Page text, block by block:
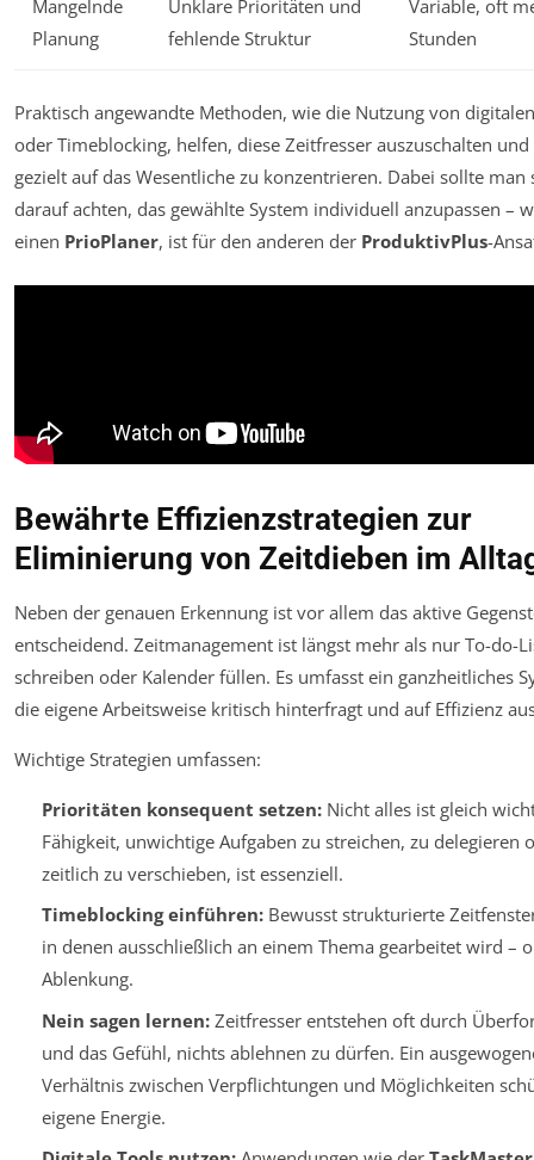
Mangelnde
Planung
Unklare Prioritäten und
fehlende Struktur
Variable, oft
Stunden
Praktisch angewandte Methoden, wie die Nutzung von
oder Timeblocking, helfen, diese Zeitfresser auszuschalten und
gezielt auf das Wesentliche zu konzentrieren. Dabei sollte man
darauf achten, das gewählte System individuell anzupassen –
einen PrioPlaner, ist für den anderen der ProduktivPlus-
Bewährte Effizienzstrategien zur
Eliminierung von Zeitdieben im
Neben der genauen Erkennung ist vor allem das aktive
entscheidend. Zeitmanagement ist längst mehr als nur To-do-
schreiben oder Kalender füllen. Es umfasst ein ganzheitliches
die eigene Arbeitsweise kritisch hinterfragt und auf Effizienz
Wichtige Strategien umfassen:
Prioritäten konsequent setzen:Nicht alles ist gleich
Fähigkeit, unwichtige Aufgaben zu streichen, zu delegieren
zeitlich zu verschieben, ist essenziell.
Timeblocking einführen:Bewusst strukturierte
in denen ausschließlich an einem Thema gearbeitet wird –
Ablenkung.
Nein sagen lernen:Zeitfresser entstehen oft durch
und das Gefühl, nichts ablehnen zu dürfen. Ein
Verhältnis zwischen Verpflichtungen und Möglichkeiten
eigene Energie.